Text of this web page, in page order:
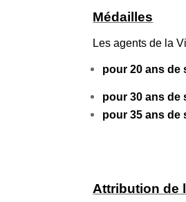
Médailles
Les agents de la
pour 20 ans de
pour 30 ans de
pour 35 ans de
Attribution de